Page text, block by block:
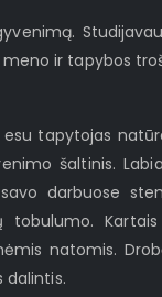
ir tapybos
tapytojas
šaltinis.
darbuose
natomis.
dalintis.